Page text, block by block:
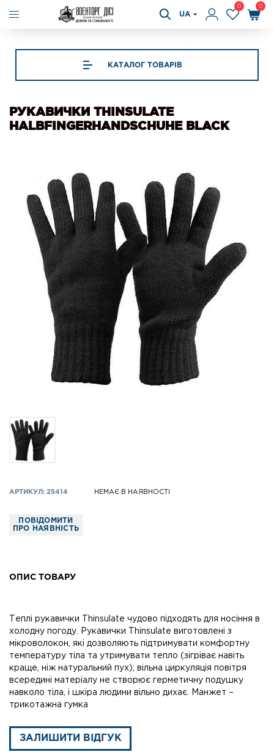
UA
0 0
КАТАЛОГ ТОВАРІВ
РУКАВИЧКИ THINSULATE
HALBFINGERHANDSCHUHE BLACK
АРТИКУЛ: 25414 НЕМАЄ В НАЯВНОСТІ
ПОВІДОМИТИ
ПРО НАЯВНІСТЬ
ОПИС ТОВАРУ
Теплі рукавички Thinsulate чудово підходять для носіння в
холодну погоду. Рукавички Thinsulate виготовлені з
мікроволокон, які дозволяють підтримувати комфортну
температуру тіла та утримувати тепло (зігріває навіть
краще, ніж натуральний пух); вільна циркуляція повітря
всередині матеріалу не створює герметичну подушку
навколо тіла, і шкіра людини вільно дихає. Манжет –
трикотажна гумка
ЗАЛИШИТИ ВІДГУК